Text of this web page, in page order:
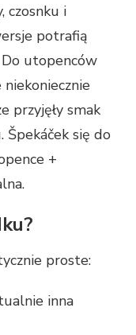
czosnku i
potrafią
Do utopenców
przyjęły smak
Špekáček się do
+
proste:
inna